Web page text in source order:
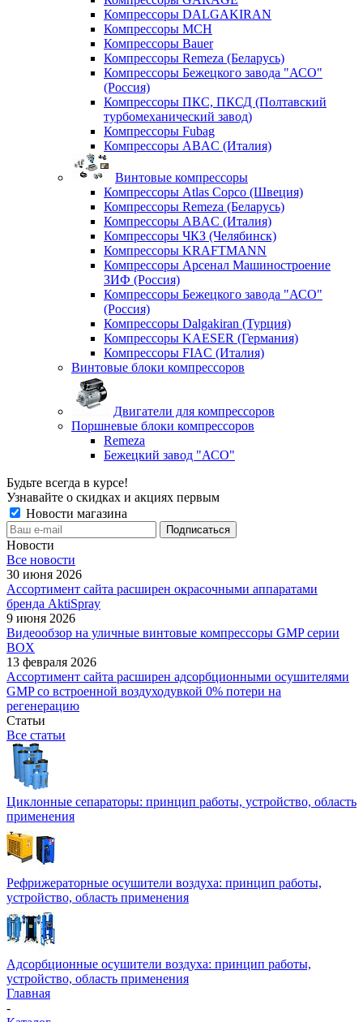
Компрессоры DALGAKIRAN
Компрессоры MCH
Компрессоры Bauer
Компрессоры Remeza (Беларусь)
Компрессоры Бежецкого завода "АСО"
(Россия)
Компрессоры ПКС, ПКСД (Полтавский
турбомеханический завод)
Компрессоры Fubag
Компрессоры ABAC (Италия)
Винтовые компрессоры
Компрессоры Atlas Copco (Швеция)
Компрессоры Remeza (Беларусь)
Компрессоры ABAC (Италия)
Компрессоры ЧКЗ (Челябинск)
Компрессоры KRAFTMANN
Компрессоры Арсенал Машиностроение
ЗИФ (Россия)
Компрессоры Бежецкого завода "АСО"
(Россия)
Компрессоры Dalgakiran (Турция)
Компрессоры KAESER (Германия)
Компрессоры FIAC (Италия)
Винтовые блоки компрессоров
Двигатели для компрессоров
Поршневые блоки компрессоров
Remeza
Бежецкий завод "АСО"
Будьте всегда в курсе!
Узнавайте о скидках и акциях первым
Новости магазина
Новости
Все новости
30 июня 2026
Ассортимент сайта расширен окрасочными аппаратами
бренда AktiSpray
9 июня 2026
Видеообзор на уличные винтовые компрессоры GMP серии
BOX
13 февраля 2026
Ассортимент сайта расширен адсорбционными осушителями
GMP со встроенной воздуходувкой 0% потери на
регенерацию
Статьи
Все статьи
Циклонные сепараторы: принцип работы, устройство, область
применения
Рефрижераторные осушители воздуха: принцип работы,
устройство, область применения
Адсорбционные осушители воздуха: принцип работы,
устройство, область применения
Главная
-